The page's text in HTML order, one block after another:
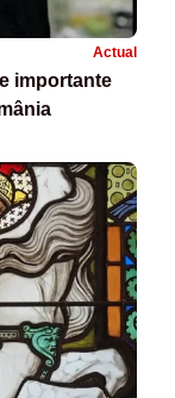
Actual
importante